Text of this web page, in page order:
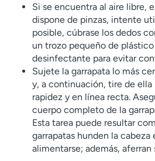
Si se encuentra al aire libre,
dispone de pinzas, intente
posible, cúbrase los dedos
un trozo pequeño de
desinfectante para evitar
Sujete la garrapata lo más
y, a continuación, tire de ella
rapidez y en línea recta.
cuerpo completo de la
Esta tarea puede resultar
garrapatas hunden la
alimentarse; además,